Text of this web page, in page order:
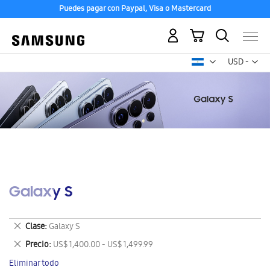
Puedes pagar con Paypal, Visa o Mastercard
USD -
dólar
Mi carrito
Galaxy S
Clase Galaxy S
Eliminar
este
artículo
Precio US$ 1,400.00 - US$ 1,499.99
Eliminar
este
Eliminar todo